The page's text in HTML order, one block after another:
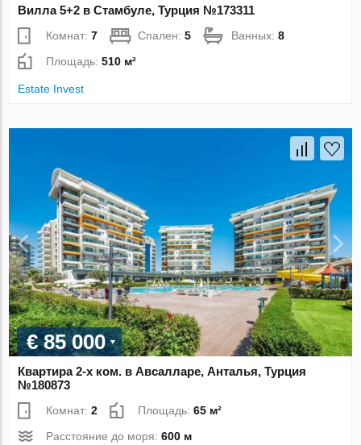
Вилла 5+2 в Стамбуле, Турция №173311
Комнат:7 Спален:5 Ванных:8
Площадь:510 м²
Estate Invest
€ 85 000
Квартира 2-х ком. в Авсалларе, Анталья, Турция
№180873
Комнат:2 Площадь:65 м²
Расстояние до моря:600 м